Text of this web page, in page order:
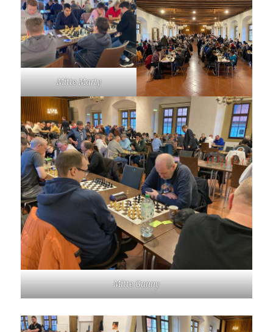
Mitte Marty
Mitte Gunny